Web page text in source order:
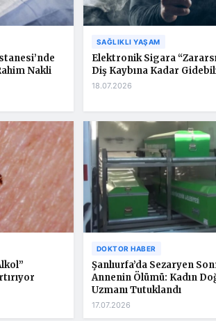
Nakli
SAĞLIKLI YAŞAM
Elektronik Sigara
Diş Kaybına Kadar
18.07.2026
DOKTOR HABER
Şanlıurfa’da Sezaryen
Annenin Ölümü: Kadın
Uzmanı Tutuklandı
17.07.2026